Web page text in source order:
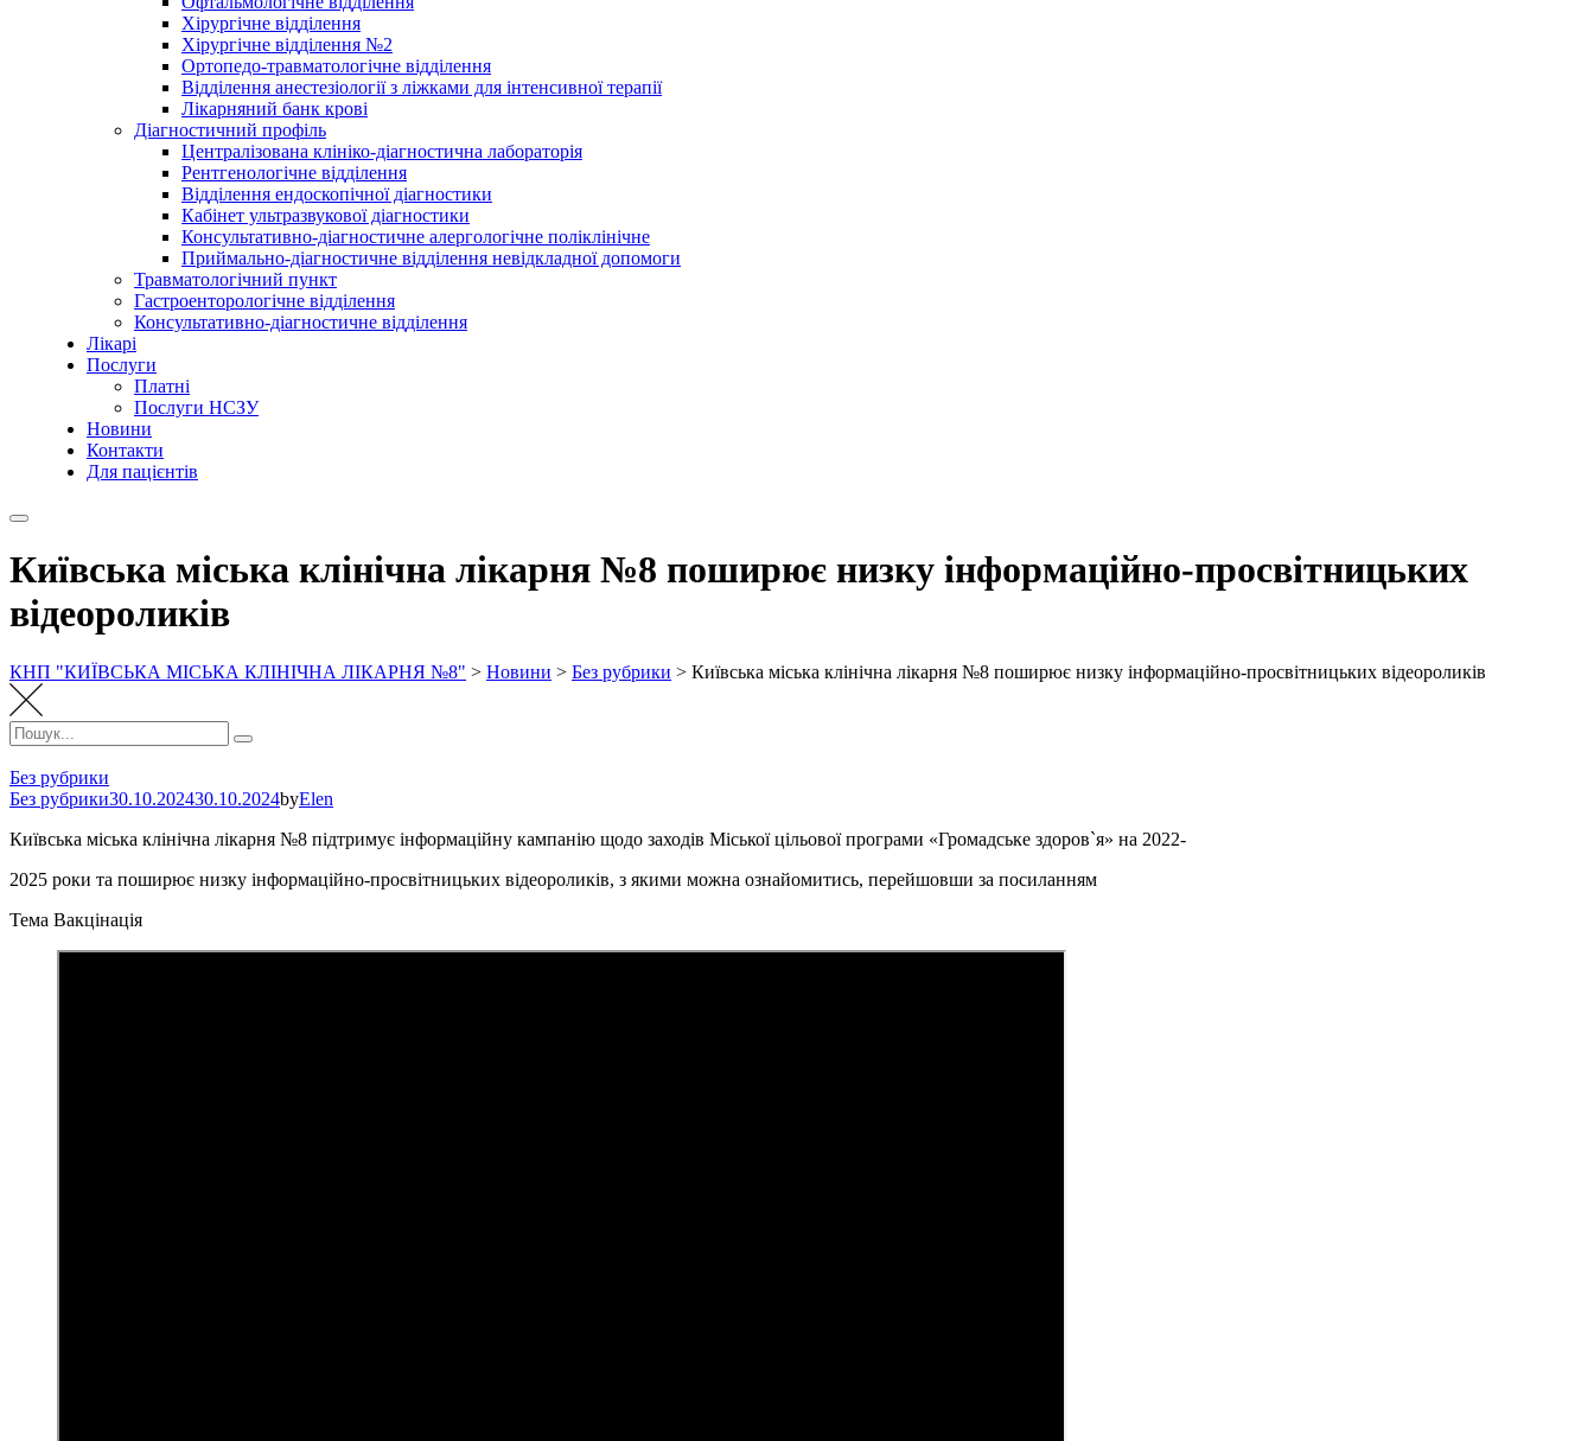
Хірургічне відділення
Хірургічне відділення №2
Ортопедо-травматологічне відділення
Відділення анестезіології з ліжками для інтенсивної терапії
Лікарняний банк крові
Діагностичний профіль
Централізована клініко-діагностична лабораторія
Рентгенологічне відділення
Відділення ендоскопічної діагностики
Кабінет ультразвукової діагностики
Консультативно-діагностичне алергологічне поліклінічне
Приймально-діагностичне відділення невідкладної допомоги
Травматологічний пункт
Гастроенторологічне відділення
Консультативно-діагностичне відділення
Лікарі
Послуги
Платні
Послуги НСЗУ
Новини
Контакти
Для пацієнтів
Київська міська клінічна лікарня №8 поширює низку інформаційно-просвітницьких
відеороликів
КНП "КИЇВСЬКА МІСЬКА КЛІНІЧНА ЛІКАРНЯ №8" > Новини > Без рубрики > Київська міська клінічна лікарня №8 поширює низку інформаційно-просвітницьких відеороликів
Пошук:
Пошук
Без рубрики
Без рубрики30.10.202430.10.2024byElen
Київська міська клінічна лікарня №8 підтримує інформаційну кампанію щодо заходів Міської цільової програми «Громадське здоров`я» на 2022-
2025 роки та поширює низку інформаційно-просвітницьких відеороликів, з якими можна ознайомитись, перейшовши за посиланням
Тема Вакцінація